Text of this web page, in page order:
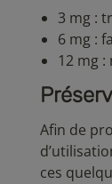
3 mg :
6 mg :
12 mg
Afin de
ces